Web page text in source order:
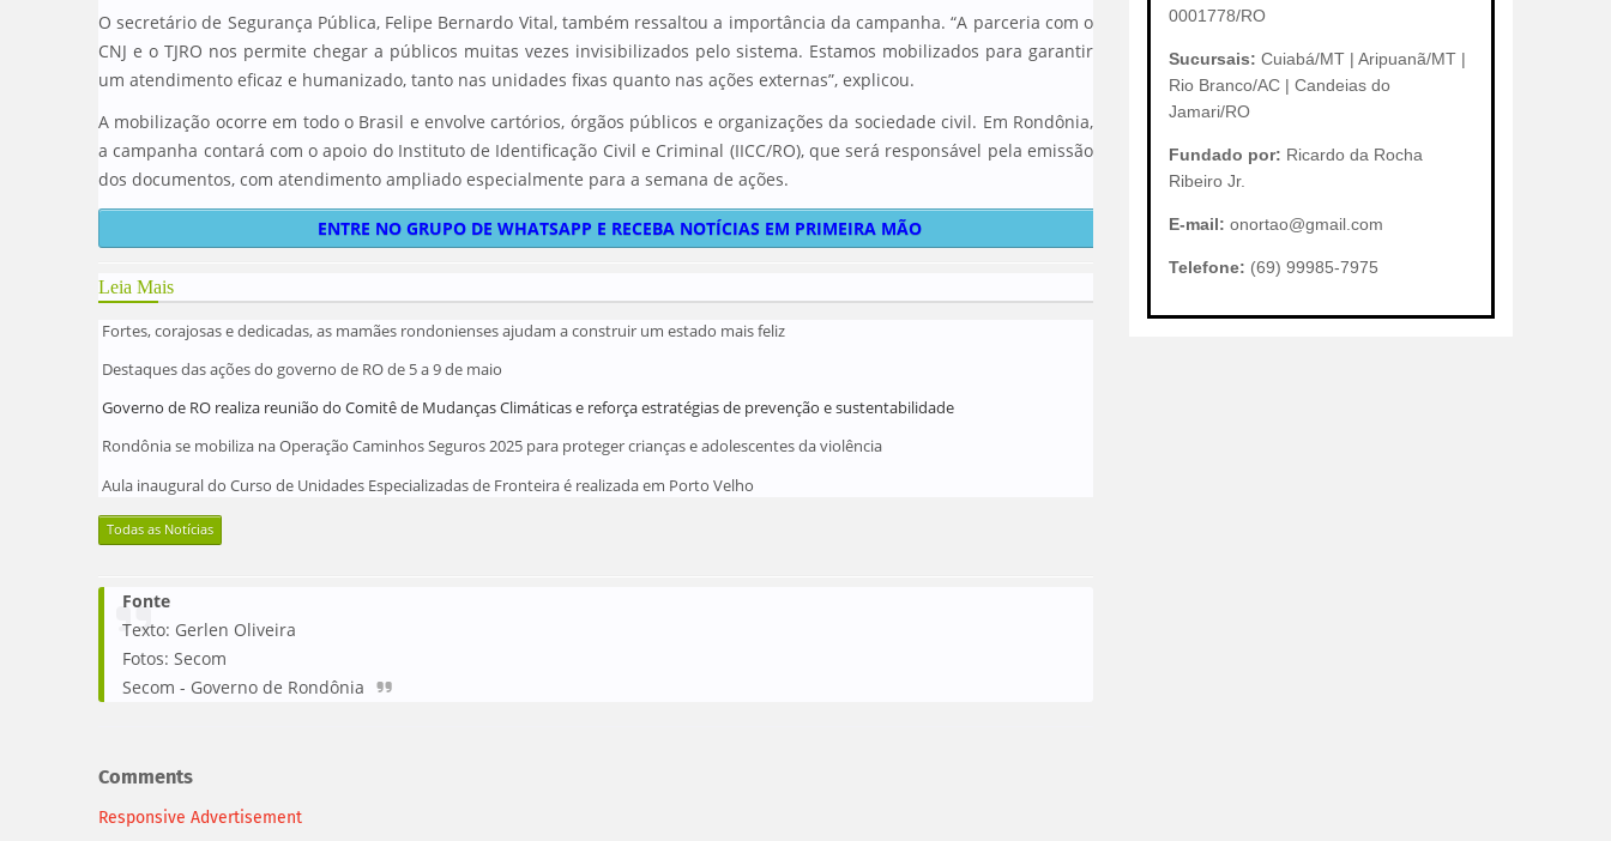
O secretário de Segurança Pública, Felipe Bernardo Vital, também ressaltou a importância da campanha. “A parceria com o
CNJ e o TJRO nos permite chegar a públicos muitas vezes invisibilizados pelo sistema. Estamos mobilizados para garantir
um atendimento eficaz e humanizado, tanto nas unidades fixas quanto nas ações externas”, explicou.
A mobilização ocorre em todo o Brasil e envolve cartórios, órgãos públicos e organizações da sociedade civil. Em Rondônia,
a campanha contará com o apoio do Instituto de Identificação Civil e Criminal (IICC/RO), que será responsável pela emissão
dos documentos, com atendimento ampliado especialmente para a semana de ações.
ENTRE NO GRUPO DE WHATSAPP E RECEBA NOTÍCIAS EM PRIMEIRA MÃO
Leia Mais
Fortes, corajosas e dedicadas, as mamães rondonienses ajudam a construir um estado mais feliz
Destaques das ações do governo de RO de 5 a 9 de maio
Governo de RO realiza reunião do Comitê de Mudanças Climáticas e reforça estratégias de prevenção e sustentabilidade
Rondônia se mobiliza na Operação Caminhos Seguros 2025 para proteger crianças e adolescentes da violência
Aula inaugural do Curso de Unidades Especializadas de Fronteira é realizada em Porto Velho
Todas as Notícias
Fonte
Texto: Gerlen Oliveira
Fotos: Secom
Secom - Governo de Rondônia
Comments
Responsive Advertisement
0001778/RO
Sucursais: Cuiabá/MT | Aripuanã/MT |
Rio Branco/AC | Candeias do
Jamari/RO
Fundado por: Ricardo da Rocha
Ribeiro Jr.
E-mail: onortao@gmail.com
Telefone: (69) 99985-7975